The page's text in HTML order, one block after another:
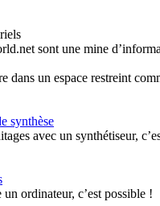
sont une mine
dans un espace restreint
synthèse
avec un synthétiseur,
ordinateur, c’est possible !